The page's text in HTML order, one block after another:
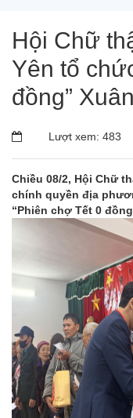
Hội Chữ
Yên tổ
đồng”
Lượt xem: 483
Chiều 08/2, Hội Chữ
chính quyền địa
“Phiên chợ Tết 0